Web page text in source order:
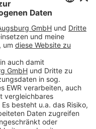
ist.
auf: